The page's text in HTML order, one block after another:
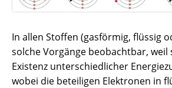
In allen Stoffen (gasförmig, flüssig
solche Vorgänge beobachtbar, weil
Existenz unterschiedlicher
wobei die beteiligen Elektronen in